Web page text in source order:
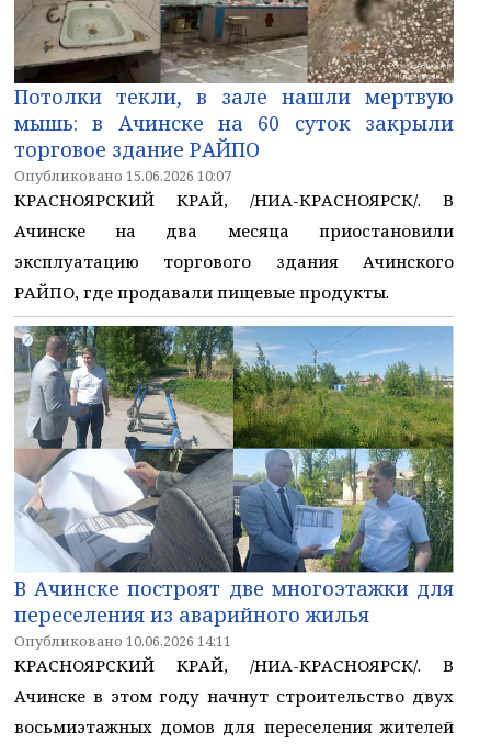
Потолки текли, в зале нашли мертвую
мышь: в Ачинске на 60 суток закрыли
торговое здание РАЙПО
Опубликовано 15.06.2026 10:07
КРАСНОЯРСКИЙ КРАЙ, /НИА-КРАСНОЯРСК/. В
Ачинске на два месяца приостановили
эксплуатацию торгового здания Ачинского
РАЙПО, где продавали пищевые продукты.
В Ачинске построят две многоэтажки для
переселения из аварийного жилья
Опубликовано 10.06.2026 14:11
КРАСНОЯРСКИЙ КРАЙ, /НИА-КРАСНОЯРСК/. В
Ачинске в этом году начнут строительство двух
восьмиэтажных домов для переселения жителей